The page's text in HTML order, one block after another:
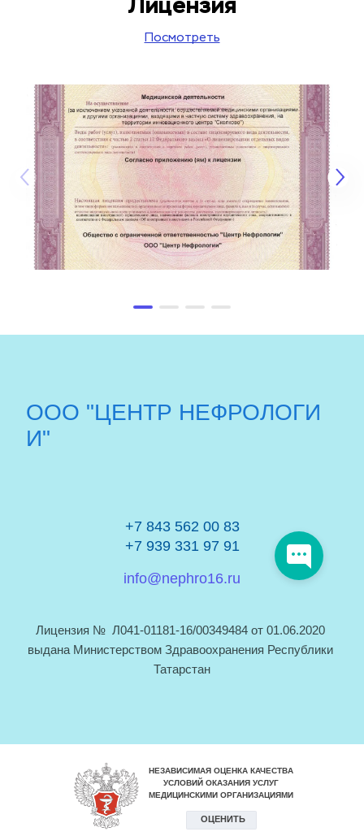
Посмотреть
ООО "ЦЕНТР НЕФРОЛОГИ
И"
+7 843 562 00 83
+7 939 331 97 91
info@nephro16.ru
Лицензия №  Л041-01181-16/00349484 от 01.06.2020
выдана Министерством Здравоохранения Республики
Татарстан